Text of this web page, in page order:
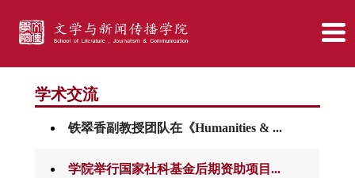
学术交流
铁翠香副教授团队在《Humanities & ...
学院举行国家社科基金后期资助项目...